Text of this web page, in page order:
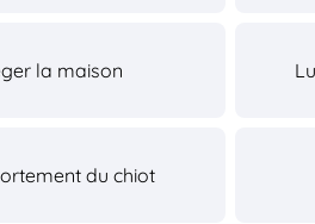
la maison
du chiot